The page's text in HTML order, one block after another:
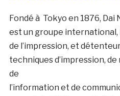
Fondé à Tokyo en 1876,
est un groupe international,
de l’impression, et
techniques d’impression,
de
l’information et de